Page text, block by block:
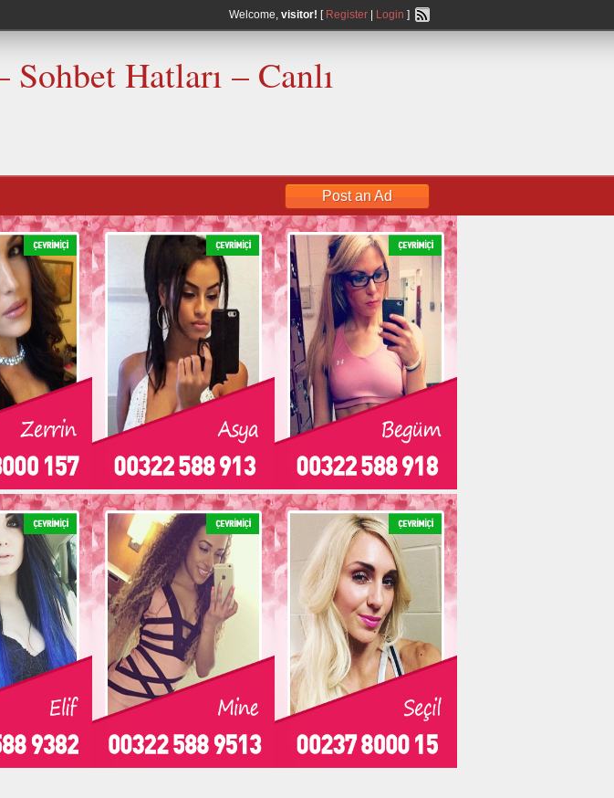
Welcome, visitor! [ Register Login ]
Hatları – Canlı
Post an Ad